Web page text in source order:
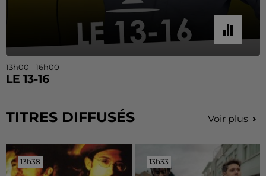
13h00 - 16h00
LE 13-16
TITRES DIFFUSÉS Voir plus
13h38
13h38 13h33
13h33